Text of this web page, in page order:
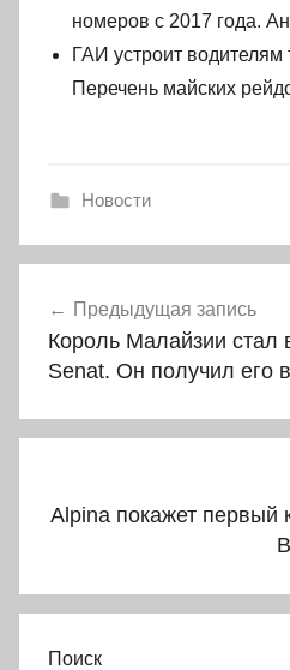
номеров с 2017 года.
ГАИ устроит водителям
Перечень майских
Новости
по
записям
Предыдущая запись
Король Малайзии стал
Senat. Он получил его
Alpina покажет первый
Поиск